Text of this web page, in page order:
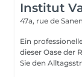
Institut
47a, rue de
Ein
dieser Oase der
Sie den